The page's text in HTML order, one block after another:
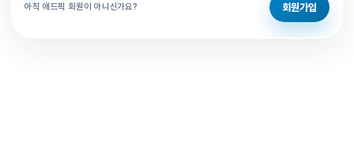
아직 애드픽 회원이 아니신가요? 회원가입